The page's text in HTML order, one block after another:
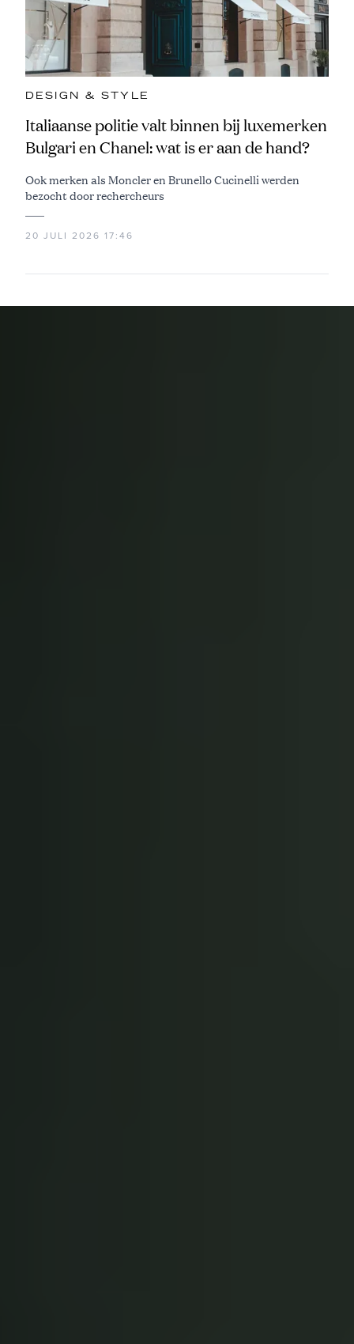
DESIGN & STYLE
Italiaanse politie valt binnen bij luxemerken
Bulgari en Chanel: wat is er aan de hand?
Ook merken als Moncler en Brunello Cucinelli werden
bezocht door rechercheurs
20 JULI 2026 17:46